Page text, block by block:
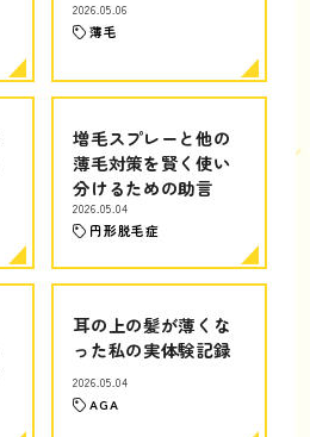
2026.05.06
薄毛
増毛スプレーと他の
薄毛対策を賢く使い
分けるための助言
2026.05.04
円形脱毛症
耳の上の髪が薄くな
った私の実体験記録
2026.05.04
AGA